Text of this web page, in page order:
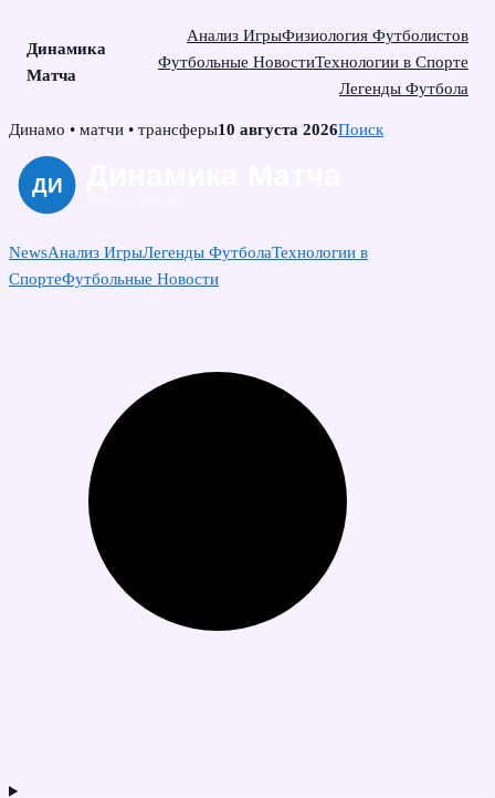
Динамика
Матча
Анализ ИгрыФизиология Футболистов
Футбольные НовостиТехнологии в Спорте
Легенды Футбола
Skip
content
Динамо • матчи • трансферы10 августа 2026Поиск
NewsАнализ ИгрыЛегенды ФутболаТехнологии в
СпортеФутбольные Новости